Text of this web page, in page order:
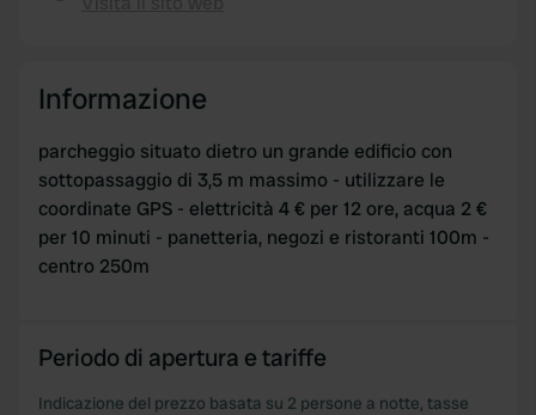
Informazione
parcheggio situato dietro un grande edificio con
sottopassaggio di 3,5 m massimo - utilizzare le
coordinate GPS - elettricità 4 € per 12 ore, acqua 2 €
per 10 minuti - panetteria, negozi e ristoranti 100m -
centro 250m
Periodo di apertura e tariffe
Indicazione del prezzo basata su 2 persone a notte, tasse